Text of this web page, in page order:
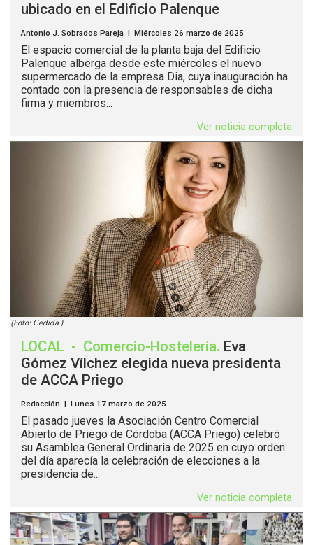
ubicado en el Edificio Palenque
Antonio J. Sobrados Pareja | Miércoles 26 marzo de 2025
El espacio comercial de la planta baja del Edificio
Palenque alberga desde este miércoles el nuevo
supermercado de la empresa Dia, cuya inauguración ha
contado con la presencia de responsables de dicha
firma y miembros...
Ver noticia completa
(Foto: Cedida.)
LOCAL - Comercio-Hostelería. Eva
Gómez Vílchez elegida nueva presidenta
de ACCA Priego
Redacción | Lunes 17 marzo de 2025
El pasado jueves la Asociación Centro Comercial
Abierto de Priego de Córdoba (ACCA Priego) celebró
su Asamblea General Ordinaria de 2025 en cuyo orden
del día aparecía la celebración de elecciones a la
presidencia de...
Ver noticia completa